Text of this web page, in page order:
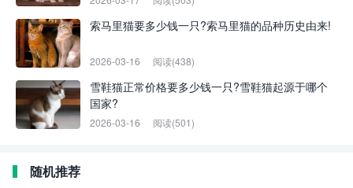
索马里猫要多少钱一只?索马里猫的品种历史由来!
2026-03-16 阅读(438)
雪鞋猫正常价格要多少钱一只?雪鞋猫起源于哪个
国家?
2026-03-16 阅读(501)
随机推荐